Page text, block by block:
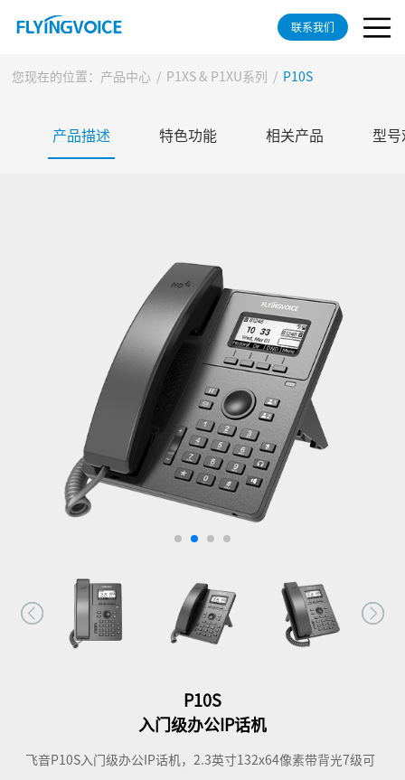
联系我们
您现在的位置： 产品中心 / P1XS & P1XU系列 / P10S
产品描述 特色功能 相关产品 型号
P10S
入门级办公IP话机
飞音P10S入门级办公IP话机，2.3英寸132x64像素带背光7级可